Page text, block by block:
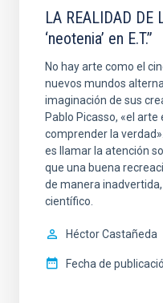
LA REALIDAD DE
‘neotenia’ en E.T.”
No hay arte como el
nuevos mundos
imaginación de sus
Pablo Picasso, «el
comprender la
es llamar la atención
que una buena
de manera
científico.
Héctor Castañeda
Fecha de